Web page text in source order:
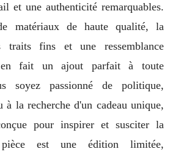
et une authenticité remarquables.
matériaux de haute qualité, la
traits fins et une ressemblance
en fait un ajout parfait à toute
soyez passionné de politique,
la recherche d'un cadeau unique,
pour inspirer et susciter la
est une édition limitée,